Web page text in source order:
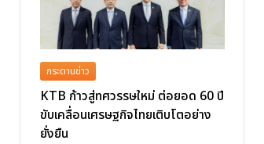
กระดานข่าว
KTB ก้าวสู่ทศวรรษใหม่ ต่อยอด 60 ปี
ขับเคลื่อนเศรษฐกิจไทยเติบโตอย่าง
ยั่งยืน